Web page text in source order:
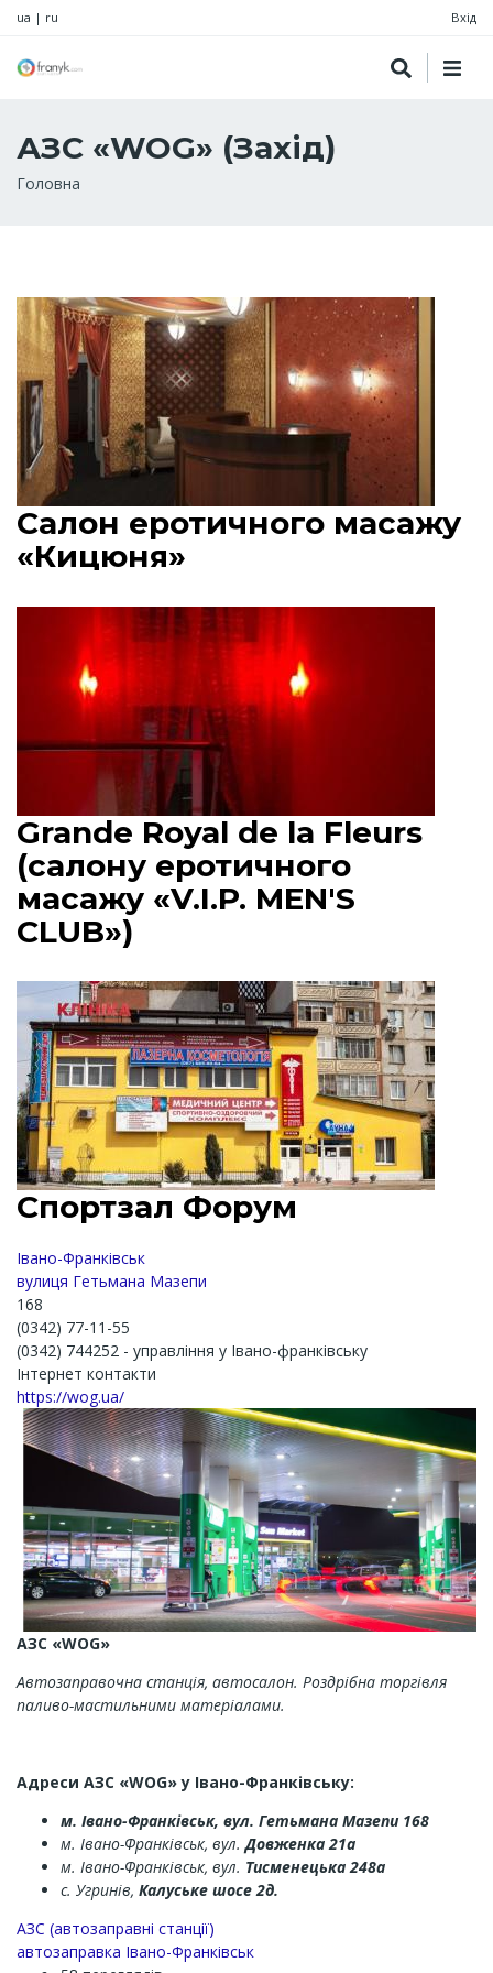
ua | ru Вхід
АЗС «WOG» (Захід)
Рядок
Головна
Салон еротичного масажу
«Кицюня»
Grande Royal de la Fleurs
(салону еротичного
масажу «V.I.P. MEN'S
CLUB»)
Спортзал Форум
Івано-Франківськ
вулиця Гетьмана Мазепи
168
(0342) 77-11-55
(0342) 744252 - управління у Івано-франківську
Інтернет контакти
https://wog.ua/
АЗС «WOG»
Автозаправочна станція, автосалон. Роздрібна торгівля
паливо-мастильними матеріалами.
Адреси АЗС «WOG» у Івано-Франківську:
м. Івано-Франківськ, вул. Гетьмана Мазепи 168
м. Івано-Франківськ, вул.Довженка 21а
м. Івано-Франківськ, вул. Тисменецька 248а
с. Угринів, Калуське шосе 2д.
АЗС (автозаправні станції)
автозаправка Івано-Франківськ